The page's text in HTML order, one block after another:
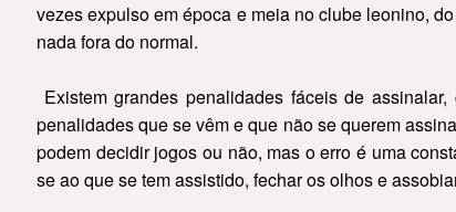
vezes expulso em época e meia no clube leonino,
nada fora do normal.
Existem grandes penalidades fáceis de
penalidades que se vêm e que não se querem
podem decidir jogos ou não, mas o erro é uma
se ao que se tem assistido, fechar os olhos e